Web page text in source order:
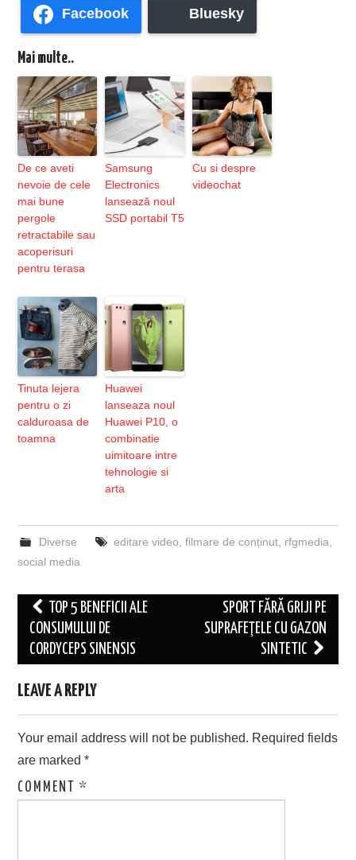
Facebook Bluesky
Mai multe..
De ce aveti
nevoie de cele
mai bune
pergole
retractabile sau
acoperisuri
pentru terasa
Samsung
Electronics
lansează noul
SSD portabil T5
Cu si despre
videochat
Tinuta lejera
pentru o zi
calduroasa de
toamna
Huawei
lanseaza noul
Huawei P10, o
combinatie
uimitoare intre
tehnologie si
arta
Diverse editare video filmare de conținut, rfgmedia
social media
Post
navigation
TOP 5 BENEFICII ALE
CONSUMULUI DE
CORDYCEPS SINENSIS
SPORT FĂRĂ GRIJI PE
SUPRAFEŢELE CU GAZON
SINTETIC
LEAVE A REPLY
Your email address will not be published. Required fields
are marked*
COMMENT*